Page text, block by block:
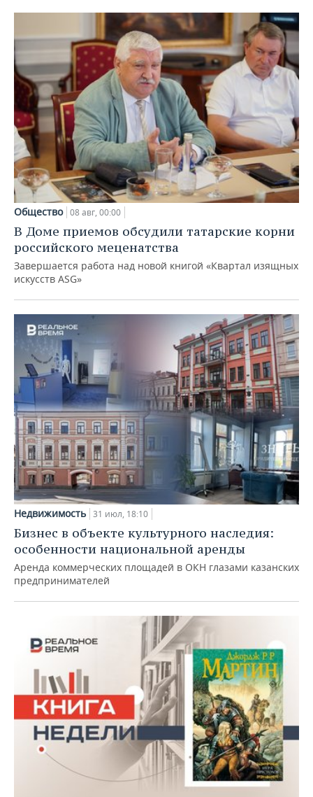
Общество 08 авг, 00:00
В Доме приемов обсудили татарские корни
российского меценатства
Завершается работа над новой книгой «Квартал изящных
искусств ASG»
Недвижимость 31 июл, 18:10
Бизнес в объекте культурного наследия:
особенности национальной аренды
Аренда коммерческих площадей в ОКН глазами казанских
предпринимателей